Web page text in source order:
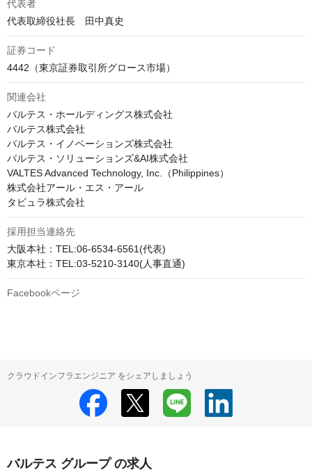
代表者
代表取締役社長　田中真史
証券コード
4442（東京証券取引所グロース市場）
関連会社
バルテス・ホールディングス株式会社
バルテス株式会社
バルテス・イノベーションズ株式会社
バルテス・ソリューションズ&AI株式会社
VALTES Advanced Technology, Inc.（Philippines）
株式会社アール・エス・アール
採用担当連絡先
大阪本社：TEL:06-6534-6561(代表)
東京本社：TEL:03-5210-3140(人事直通)
Facebookページ
クラウドインフラエンジニア をシェアしましょう
バルテス グループ の求人